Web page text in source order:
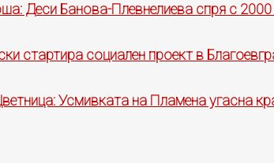
Деси Банова-Плевнелиева спря с
стартира социален проект в
Усмивката на Пламена угасна